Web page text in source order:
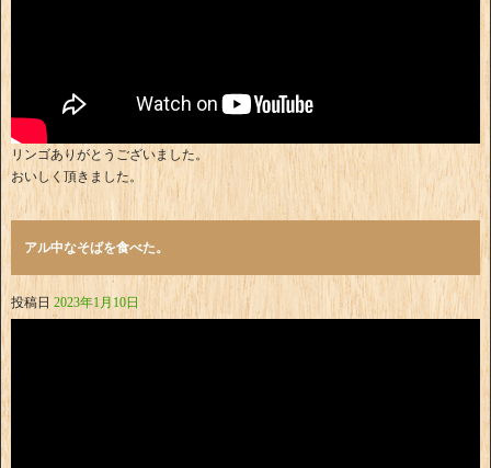
リンゴありがとうございました。
おいしく頂きました。
アル中なそばを食べた。
投稿日 2023年1月10日